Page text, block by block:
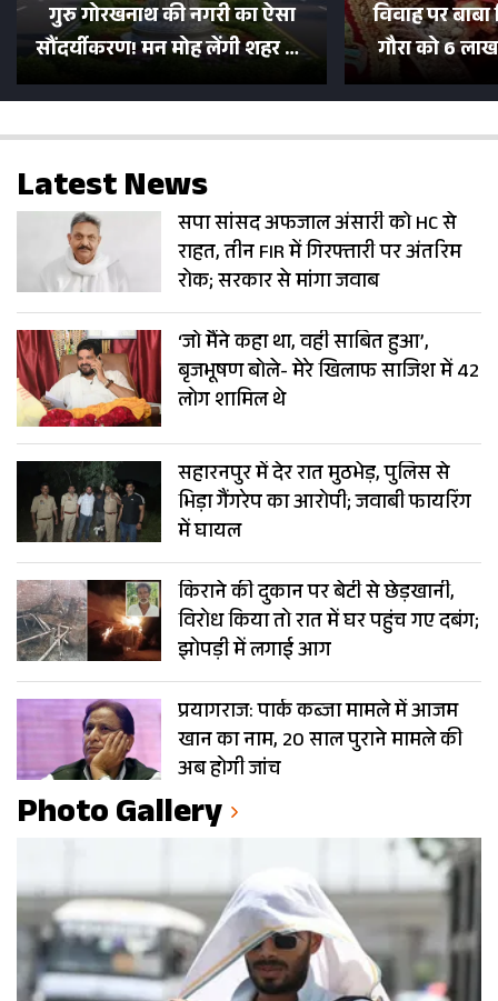
गुरु गोरखनाथ की नगरी का ऐसा
सौंदर्यीकरण! मन मोह लेंगी शहर की
सड़कें; देखें Photos
विवाह पर
गौरा को 6
500 भक्तों
Latest News
सपा सांसद अफजाल अंसारी को HC से
राहत, तीन FIR में गिरफ्तारी पर अंतरिम
रोक; सरकार से मांगा जवाब
‘जो मैंने कहा था, वही साबित हुआ’,
बृजभूषण बोले- मेरे खिलाफ साजिश में 42
लोग शामिल थे
सहारनपुर में देर रात मुठभेड़, पुलिस से
भिड़ा गैंगरेप का आरोपी; जवाबी फायरिंग
में घायल
किराने की दुकान पर बेटी से छेड़खानी,
विरोध किया तो रात में घर पहुंच गए दबंग;
झोपड़ी में लगाई आग
प्रयागराज: पार्क कब्जा मामले में आजम
खान का नाम, 20 साल पुराने मामले की
अब होगी जांच
Photo Gallery